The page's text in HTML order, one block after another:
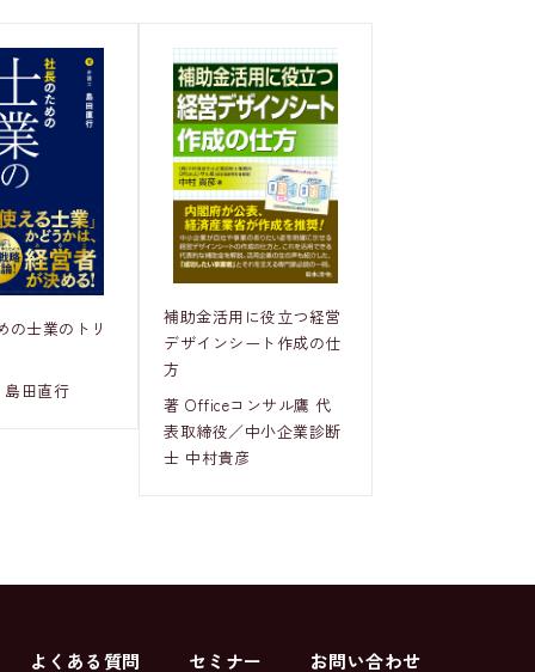
の士業のトリ
田直行
補助金活用に役立つ経営
デザインシート作成の仕
方
著 Officeコンサル鷹 代
表取締役／中小企業診断
士 中村貴彦
よくある質問 セミナー お問い合わせ